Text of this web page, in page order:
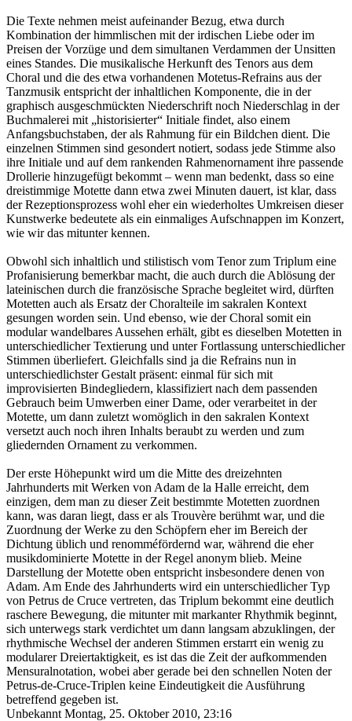
Die Texte nehmen meist aufeinander Bezug, etwa durch
Kombination der himmlischen mit der irdischen Liebe oder im
Preisen der Vorzüge und dem simultanen Verdammen der Unsitten
eines Standes. Die musikalische Herkunft des Tenors aus dem
Choral und die des etwa vorhandenen Motetus-Refrains aus der
Tanzmusik entspricht der inhaltlichen Komponente, die in der
graphisch ausgeschmückten Niederschrift noch Niederschlag in der
Buchmalerei mit „historisierter“ Initiale findet, also einem
Anfangsbuchstaben, der als Rahmung für ein Bildchen dient. Die
einzelnen Stimmen sind gesondert notiert, sodass jede Stimme also
ihre Initiale und auf dem rankenden Rahmenornament ihre passende
Drollerie hinzugefügt bekommt – wenn man bedenkt, dass so eine
dreistimmige Motette dann etwa zwei Minuten dauert, ist klar, dass
der Rezeptionsprozess wohl eher ein wiederholtes Umkreisen dieser
Kunstwerke bedeutete als ein einmaliges Aufschnappen im Konzert,
wie wir das mitunter kennen.
Obwohl sich inhaltlich und stilistisch vom Tenor zum Triplum eine
Profanisierung bemerkbar macht, die auch durch die Ablösung der
lateinischen durch die französische Sprache begleitet wird, dürften
Motetten auch als Ersatz der Choralteile im sakralen Kontext
gesungen worden sein. Und ebenso, wie der Choral somit ein
modular wandelbares Aussehen erhält, gibt es dieselben Motetten in
unterschiedlicher Textierung und unter Fortlassung unterschiedlicher
Stimmen überliefert. Gleichfalls sind ja die Refrains nun in
unterschiedlichster Gestalt präsent: einmal für sich mit
improvisierten Bindegliedern, klassifiziert nach dem passenden
Gebrauch beim Umwerben einer Dame, oder verarbeitet in der
Motette, um dann zuletzt womöglich in den sakralen Kontext
versetzt auch noch ihren Inhalts beraubt zu werden und zum
gliedernden Ornament zu verkommen.
Der erste Höhepunkt wird um die Mitte des dreizehnten
Jahrhunderts mit Werken von Adam de la Halle erreicht, dem
einzigen, dem man zu dieser Zeit bestimmte Motetten zuordnen
kann, was daran liegt, dass er als Trouvère berühmt war, und die
Zuordnung der Werke zu den Schöpfern eher im Bereich der
Dichtung üblich und renomméfördernd war, während die eher
musikdominierte Motette in der Regel anonym blieb. Meine
Darstellung der Motette oben entspricht insbesondere denen von
Adam. Am Ende des Jahrhunderts wird ein unterschiedlicher Typ
von Petrus de Cruce vertreten, das Triplum bekommt eine deutlich
raschere Bewegung, die mitunter mit markanter Rhythmik beginnt,
sich unterwegs stark verdichtet um dann langsam abzuklingen, der
rhythmische Wechsel der anderen Stimmen erstarrt ein wenig zu
modularer Dreiertaktigkeit, es ist das die Zeit der aufkommenden
Mensuralnotation, wobei aber gerade bei den schnellen Noten der
Petrus-de-Cruce-Triplen keine Eindeutigkeit die Ausführung
betreffend gegeben ist.
Unbekannt Montag, 25. Oktober 2010, 23:16